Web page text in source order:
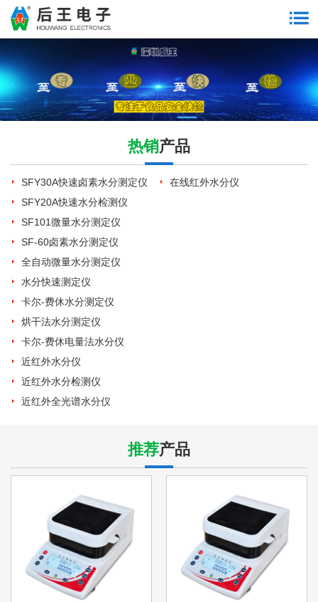
热销产品
SFY30A快速卤素水分测定仪
SFY20A快速水分检测仪
SF101微量水分测定仪
SF-60卤素水分测定仪
全自动微量水分测定仪
水分快速测定仪
卡尔-费休水分测定仪
烘干法水分测定仪
卡尔-费休电量法水分仪
近红外水分仪
近红外水分检测仪
近红外全光谱水分仪
在线红外水分仪
推荐产品